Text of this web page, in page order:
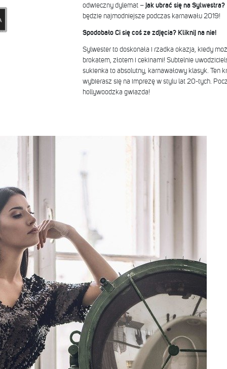
odwieczny dylemat –jak ubrać się na Sylwestra?
będzie najmodniejsze podczas karnawału 2019!
Spodobało Ci się coś ze zdjęcia? Kliknij na nie!
Sylwester to doskonała i rzadka okazja, kiedy
brokatem, złotem i cekinami! Subtelnie
sukienka to absolutny, karnawałowy klasyk. Ten
wybierasz się na imprezę w stylu lat 20-tych.
hollywoodzka gwiazda!